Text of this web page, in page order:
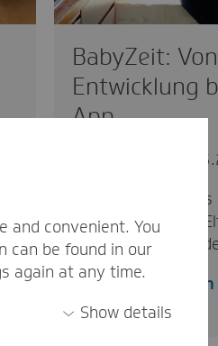
BabyZeit:
Entwicklung
App
Seit Kurzem gibt
Sie soll werdende
aufregenden Zeit
and convenient. You
can be found in our
again at any time.
Show details